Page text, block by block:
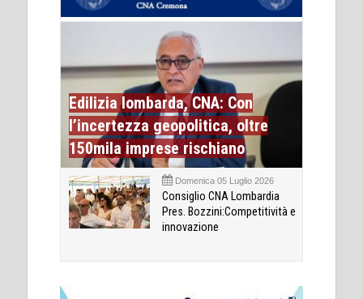
Edilizia lombarda, CNA: Con
l’incertezza geopolitica, oltre
150mila imprese rischiano
Domenica 05 Luglio 2026
Consiglio CNA Lombardia
Pres. Bozzini:Competitività e
innovazione